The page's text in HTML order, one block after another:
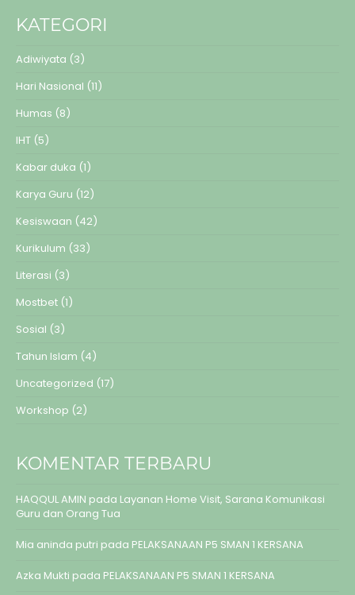
KATEGORI
Adiwiyata (3)
Hari Nasional (11)
Humas (8)
IHT (5)
Kabar duka (1)
Karya Guru (12)
Kesiswaan (42)
Kurikulum (33)
Literasi (3)
Mostbet (1)
Sosial (3)
Tahun Islam (4)
Uncategorized (17)
Workshop (2)
KOMENTAR TERBARU
HAQQUL AMIN pada Layanan Home Visit, Sarana Komunikasi
Guru dan Orang Tua
Mia aninda putri pada PELAKSANAAN P5 SMAN 1 KERSANA
Azka Mukti pada PELAKSANAAN P5 SMAN 1 KERSANA